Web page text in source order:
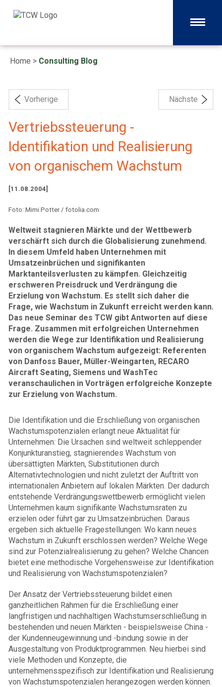
Home > Consulting Blog
Vorherige Nächste
Vertriebssteuerung -
Identifikation und Realisierung
von organischem Wachstum
[11.08.2004]
Foto: Mimi Potter / fotolia.com
Weltweit stagnieren Märkte und der Wettbewerb
verschärft sich durch die Globalisierung zunehmend.
In diesem Umfeld haben Unternehmen mit
Umsatzeinbrüchen und signifikanten
Marktanteilsverlusten zu kämpfen. Gleichzeitig
erschweren Preisdruck und Verdrängung die
Erzielung von Wachstum. Es stellt sich daher die
Frage, wie Wachstum in Zukunft erreicht werden kann.
Das neue Seminar des TCW gibt Antworten auf diese
Frage. Zusammen mit erfolgreichen Unternehmen
werden die Wege zur Identifikation und Realisierung
von organischem Wachstum aufgezeigt: Referenten
von Danfoss Bauer, Müller-Weingarten, RECARO
Aircraft Seating, Siemens und WashTec
veranschaulichen in Vorträgen erfolgreiche Konzepte
zur Erzielung von Wachstum.
Die Identifikation und die Erschließung von organischen
Wachstumspotenzialen erlangt neue Aktualität für
Unternehmen: Die Ursachen sind weltweit schleppender
Konjunkturanstieg, stagnierendes Wachstum von
übersättigten Märkten, Substitutionen durch
Alternativtechnologien und nicht zuletzt der Auftritt von
internationalen Anbietern auf lokalen Märkten. Der dadurch
entstehende Verdrängungswettbewerb ermöglicht vielen
Unternehmen kaum signifikante Wachstumsraten zu
erzielen oder führt gar zu Umsatzeinbrüchen. Daraus
ergeben sich aktuelle Fragestellungen: Wo kann neues
Wachstum in Zukunft erschlossen werden? Welche Wege
sind zur Potenzialrealisierung zu gehen? Welche Chancen
bietet eine methodische Vorgehensweise zur Identifikation
und Realisierung von Wachstumspotenzialen?
Der Ansatz der Vertriebssteuerung bildet einen
ganzheitlichen Rahmen für die Erschließung einer
langfristigen und nachhaltigen Wachstumserschließung in
bestehenden und neuen Märkten - beispielsweise China -
der Kundenneugewinnung und -bindung sowie in der
Ausgestaltung von Produktprogrammen. Neu hierbei sind
viele Methoden und Konzepte, die
unternehmensspezifisch zur Identifikation und Realisierung
von Wachstumspotenzialen herangezogen werden können.